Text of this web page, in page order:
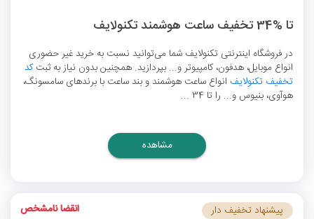
تا %34 تخفیف ساعت هوشمند تکنولایف
در فروشگاه اینترنتی تکنولایف شما می‌توانید نسبت به خرید غیر حضوری
انواع موبایل، هدفون، کامپیوتر و... بپردازید. همچنین بدون نیاز به ثبتکد
تخفیف تکنولایف انواع ساعت هوشمند و بند ساعت با برندهای سامسونگ،
هوآوی، بنیوس و... را تا 34 ...
مشاهده
پیشنهاد تخفیف دار انقضا نامشخص